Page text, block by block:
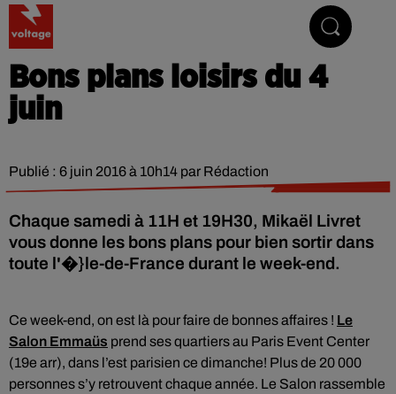
Bons plans loisirs du 4
juin
Publié : 6 juin 2016 à 10h14 par Rédaction
Chaque samedi à 11H et 19H30, Mikaël Livret
vous donne les bons plans pour bien sortir dans
toute l'�}le-de-France durant le week-end.
Ce week-end, on est là pour faire de bonnes affaires ! Le
Salon Emmaüs prend ses quartiers au Paris Event Center
(19e arr), dans l’est parisien ce dimanche! Plus de 20 000
personnes s’y retrouvent chaque année. Le Salon rassemble